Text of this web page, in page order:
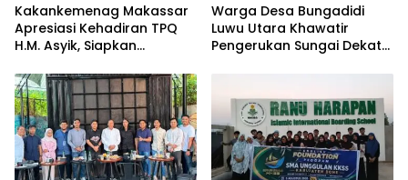
Kakankemenag Makassar
Apresiasi Kehadiran TPQ
H.M. Asyik, Siapkan
Cegah Anak Miskin
Spiritualitas
Warga Desa Bungadidi
Luwu Utara Khawatir
Pengerukan Sungai Dekat